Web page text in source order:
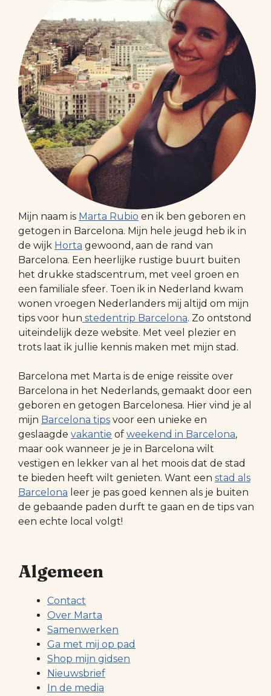
Mijn naam is Marta Rubio en ik ben geboren en
getogen in Barcelona. Mijn hele jeugd heb ik in
de wijk Horta gewoond, aan de rand van
Barcelona. Een heerlijke rustige buurt buiten
het drukke stadscentrum, met veel groen en
een familiale sfeer. Toen ik in Nederland kwam
wonen vroegen Nederlanders mij altijd om mijn
tips voor hun stedentrip Barcelona. Zo ontstond
uiteindelijk deze website. Met veel plezier en
trots laat ik jullie kennis maken met mijn stad.
Barcelona met Marta is de enige reissite over
Barcelona in het Nederlands, gemaakt door een
geboren en getogen Barcelonesa. Hier vind je al
mijn Barcelona tips voor een unieke en
geslaagde vakantie of weekend in Barcelona,
maar ook wanneer je je in Barcelona wilt
vestigen en lekker van al het moois dat de stad
te bieden heeft wilt genieten. Want een stad als
Barcelona leer je pas goed kennen als je buiten
de gebaande paden durft te gaan en de tips van
een echte local volgt!
Algemeen
Contact
Over Marta
Samenwerken
Ga met mij op pad
Shop mijn gidsen
Nieuwsbrief
In de media